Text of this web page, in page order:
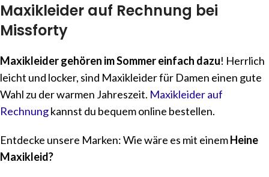
Maxikleider auf Rechnung bei
Missforty
Maxikleider gehören im Sommer einfach dazu! Herrlich
leicht und locker, sind Maxikleider für Damen einen gute
Wahl zu der warmen Jahreszeit. Maxikleider auf
Rechnungkannst du bequem online bestellen.
Entdecke unsere Marken: Wie wäre es mit einemHeine
Maxikleid?